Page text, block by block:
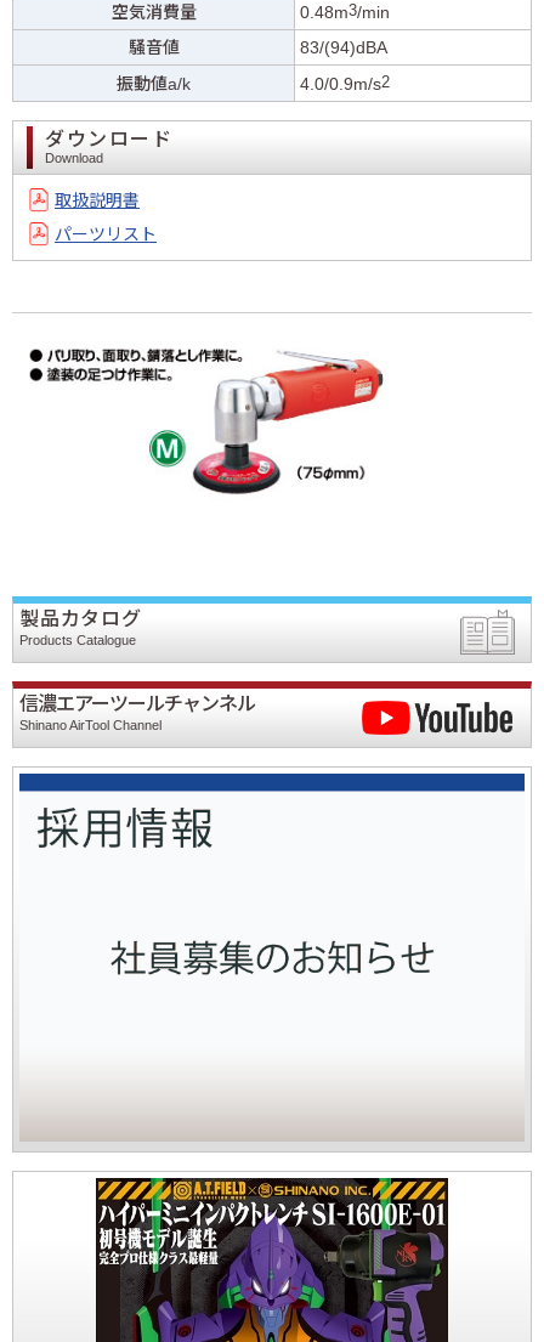
空気消費量
0.48m3/min
騒音値
83/(94)dBA
振動値a/k
4.0/0.9m/s2
ダウンロード
Download
取扱説明書
パーツリスト
製品カタログ
Products Catalogue
信濃エアーツールチャンネル
Shinano AirTool Channel